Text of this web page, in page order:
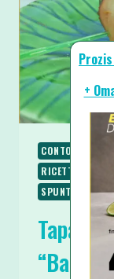
CONTORNI
RICETTE
SPUNTINI E
Tapas
+